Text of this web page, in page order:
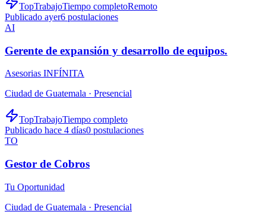
TopTrabajoTiempo completoRemoto
Publicado ayer6 postulaciones
AI
Gerente de expansión y desarrollo de equipos.
Asesorias INFÍNITA
Ciudad de Guatemala · Presencial
TopTrabajoTiempo completo
Publicado hace 4 días0 postulaciones
TO
Gestor de Cobros
Tu Oportunidad
Ciudad de Guatemala · Presencial